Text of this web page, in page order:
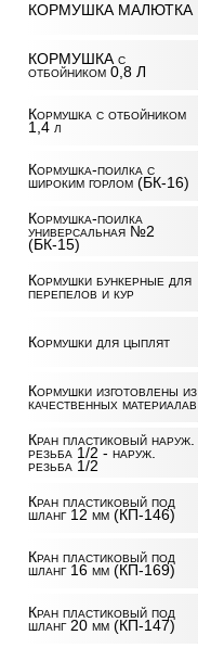
КОРМУШКА МАЛЮТКА
КОРМУШКА с
отбойником 0,8 Л
Кормушка с отбойником
1,4 л
Кормушка-поилка с
широким горлом (БК-16)
Кормушка-поилка
универсальная №2
(БК-15)
Кормушки бункерные для
перепелов и кур
Кормушки для цыплят
Кормушки изготовлены из
качественных материалав
Кран пластиковый наруж.
резьба 1/2 - наруж.
резьба 1/2
Кран пластиковый под
шланг 12 мм (КП-146)
Кран пластиковый под
шланг 16 мм (КП-169)
Кран пластиковый под
шланг 20 мм (КП-147)